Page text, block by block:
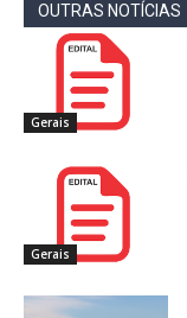
OUTRAS NOTÍCIAS
Gerais
Gerais